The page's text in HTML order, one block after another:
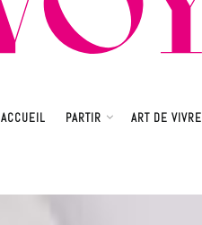
ACCUEIL PARTIR ART DE VIVRE